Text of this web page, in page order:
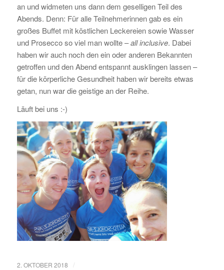
an und widmeten uns dann dem geselligen Teil des
Abends. Denn: Für alle Teilnehmerinnen gab es ein
großes Buffet mit köstlichen Leckereien sowie Wasser
und Prosecco so viel man wollte –all inclusive. Dabei
haben wir auch noch den ein oder anderen Bekannten
getroffen und den Abend entspannt ausklingen lassen –
für die körperliche Gesundheit haben wir bereits etwas
getan, nun war die geistige an der Reihe.
Läuft bei uns :-)
2. OKTOBER 2018 /